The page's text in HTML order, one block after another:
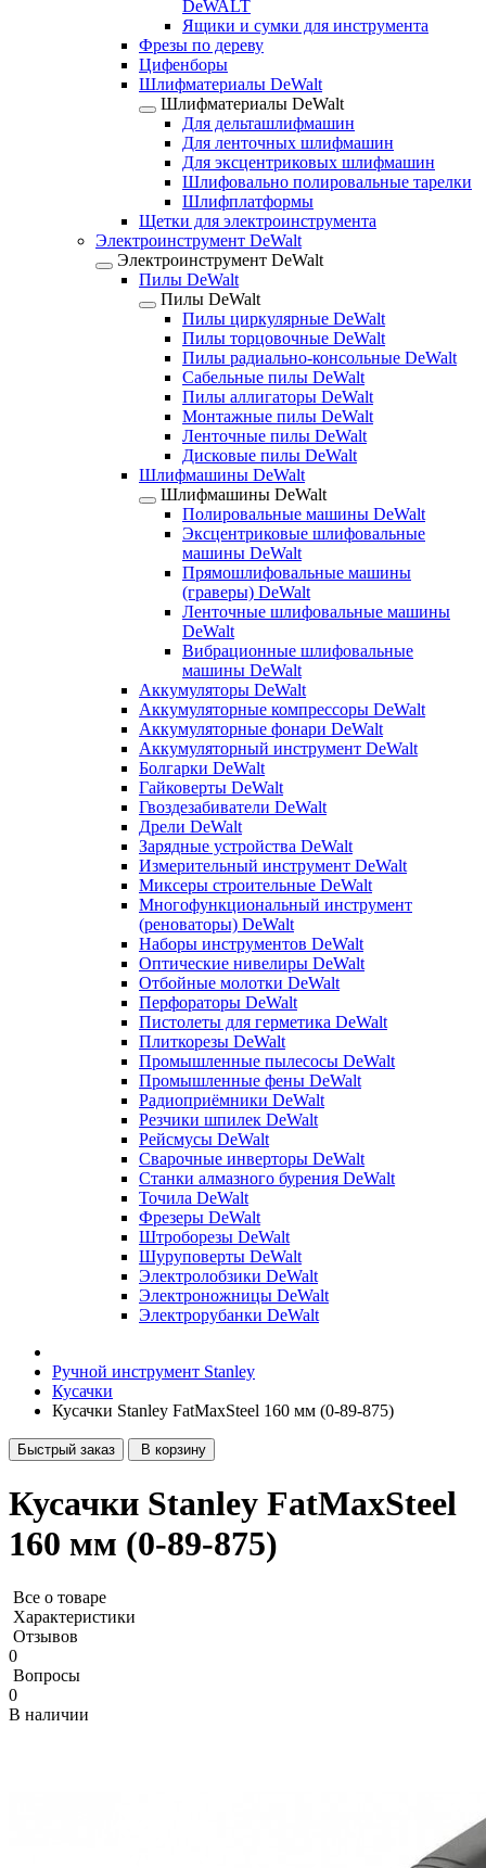
DeWALT
Ящики и сумки для инструмента
Фрезы по дереву
Цифенборы
Шлифматериалы DeWalt
Шлифматериалы DeWalt
Для дельташлифмашин
Для ленточных шлифмашин
Для эксцентриковых шлифмашин
Шлифовально полировальные тарелки
Шлифплатформы
Щетки для электроинструмента
Электроинструмент DeWalt
Электроинструмент DeWalt
Пилы DeWalt
Пилы DeWalt
Пилы циркулярные DeWalt
Пилы торцовочные DeWalt
Пилы радиально-консольные DeWalt
Сабельные пилы DeWalt
Пилы аллигаторы DeWalt
Монтажные пилы DeWalt
Ленточные пилы DeWalt
Дисковые пилы DeWalt
Шлифмашины DeWalt
Шлифмашины DeWalt
Полировальные машины DeWalt
Эксцентриковые шлифовальные
машины DeWalt
Прямошлифовальные машины
(граверы) DeWalt
Ленточные шлифовальные машины
DeWalt
Вибрационные шлифовальные
машины DeWalt
Аккумуляторы DeWalt
Аккумуляторные компрессоры DeWalt
Аккумуляторные фонари DeWalt
Аккумуляторный инструмент DeWalt
Болгарки DeWalt
Гайковерты DeWalt
Гвоздезабиватели DeWalt
Дрели DeWalt
Зарядные устройства DeWalt
Измерительный инструмент DeWalt
Миксеры строительные DeWalt
Многофункциональный инструмент
(реноваторы) DeWalt
Наборы инструментов DeWalt
Оптические нивелиры DeWalt
Отбойные молотки DeWalt
Перфораторы DeWalt
Пистолеты для герметика DeWalt
Плиткорезы DeWalt
Промышленные пылесосы DeWalt
Промышленные фены DeWalt
Радиоприёмники DeWalt
Резчики шпилек DeWalt
Рейсмусы DeWalt
Сварочные инверторы DeWalt
Станки алмазного бурения DeWalt
Точила DeWalt
Фрезеры DeWalt
Штроборезы DeWalt
Шуруповерты DeWalt
Электролобзики DeWalt
Электроножницы DeWalt
Электрорубанки DeWalt
Ручной инструмент Stanley
Кусачки
Кусачки Stanley FatMaxSteel 160 мм (0-89-875)
Быстрый заказ В корзину
Кусачки Stanley FatMaxSteel
160 мм (0-89-875)
Все о товаре
Характеристики
Отзывов
0
Вопросы
0
В наличии